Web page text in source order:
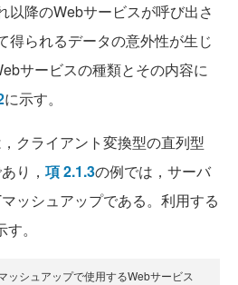
以降のWebサービスが呼び出さ
得られるデータの意外性が生じ
サービスの種類とその内容に
に示す。
クライアント変換型の直列型
り， 項 2.1.3の例では，サーバ
ッシュアップである。利用する
。
ッシュアップで使用するWebサービス